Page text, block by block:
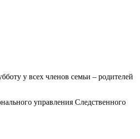
у всех членов семьи – родителей
управления Следственного